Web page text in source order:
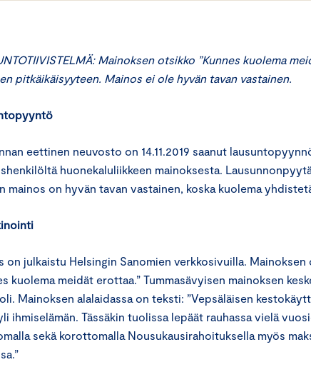
Mainoksen otsikko ”Kunnes kuolema
pitkäikäisyyteen. Mainos ei ole hyvän tavan vastainen.
eettinen neuvosto on 14.11.2019 saanut
huonekaluliikkeen mainoksesta.
mainos on hyvän tavan vastainen, koska kuolema
on julkaistu Helsingin Sanomien verkkosivuilla.
kuolema meidät erottaa.” Tummasävyisen mainoksen
Mainoksen alalaidassa on teksti: ”Vepsäläisen
ihmiselämän. Tässäkin tuolissa lepäät rauhassa vielä
sekä korottomalla Nousukausirahoituksella myös